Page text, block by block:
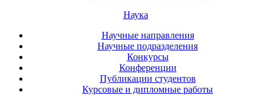
Наука
Научные направления
Научные подразделения
Конкурсы
Конференции
Публикации студентов
Курсовые и дипломные работы